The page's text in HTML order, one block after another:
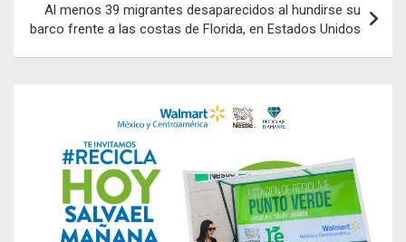
Al menos 39 migrantes desaparecidos al hundirse su
barco frente a las costas de Florida, en Estados Unidos